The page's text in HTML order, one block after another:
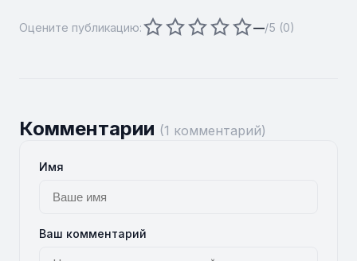
Оцените публикацию: —/5 (0)
Комментарии (1 комментарий)
Имя
Ваш комментарий